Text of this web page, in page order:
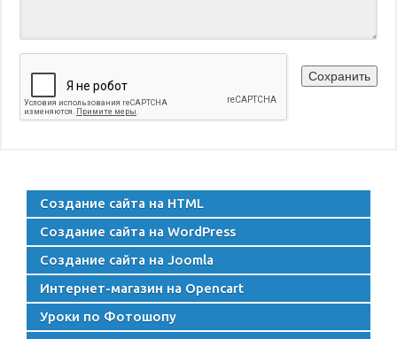
Создание сайта на HTML
Создание сайта на WordPress
Создание сайта на Joomla
Интернет-магазин на Opencart
Уроки по Фотошопу